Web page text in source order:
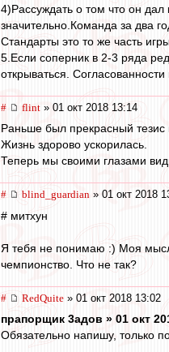
4)Рассуждать о том что он
значительно.Команда за два
Стандарты это то же часть
5.Если соперник в 2-3 ряда
открываться.
# flint » 01 окт 2018 13:14
Раньше был прекрасный тезис
Жизнь здорово ускорилась.
Теперь мы своими глазами
# blind_guardian » 01 окт 2018
# митхун
Я тебя не понимаю :) Моя
чемпионство. Что не так?
# RedQuite » 01 окт 2018 13:02
прапорщик 3адoв » 01 окт
Обязательно напишу, только